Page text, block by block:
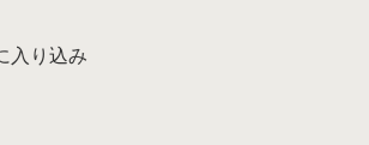
入り込み